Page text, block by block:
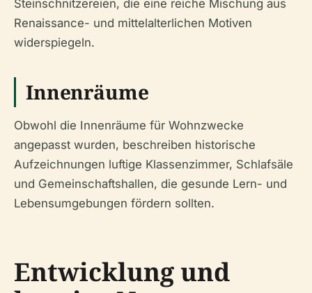
Steinschnitzereien, die eine reiche Mischung aus
Renaissance- und mittelalterlichen Motiven
widerspiegeln.
Innenräume
Obwohl die Innenräume für Wohnzwecke
angepasst wurden, beschreiben historische
Aufzeichnungen luftige Klassenzimmer, Schlafsäle
und Gemeinschaftshallen, die gesunde Lern- und
Lebensumgebungen fördern sollten.
Entwicklung und